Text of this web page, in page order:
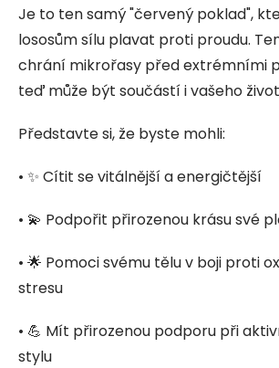
Je to ten samý "červený poklad",
lososům sílu plavat proti proudu.
chrání mikrořasy před extrémními
teď může být součástí i vašeho
Představte si, že byste mohli:
• ✨ Cítit se vitálnější a energičtější
• 💫 Podpořit přirozenou krásu své
• 🌟 Pomoci svému tělu v boji proti
stresu
• 💪 Mít přirozenou podporu při
stylu